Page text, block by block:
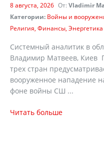
8 августа, 2026 От: Vladimir
Категории: Войны и
Религия Финансы Энергетика
Системный аналитик в
Владимир Матвеев, Киев
трех стран
вооруженное нападение
фоне войны СШ ...
Читать больше